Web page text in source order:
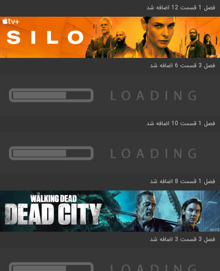
فصل 1 قسمت 12 اضافه شد
فصل 3 قسمت 6 اضافه شد
فصل 1 قسمت 10 اضافه شد
فصل 1 قسمت 8 اضافه شد
فصل 3 قسمت 3 اضافه شد